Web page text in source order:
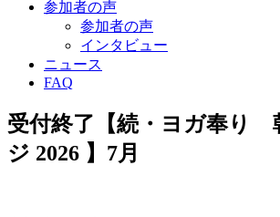
参加者の声
参加者の声
インタビュー
ニュース
FAQ
受付終了【続・ヨガ奉り
ジ 2026 】7月